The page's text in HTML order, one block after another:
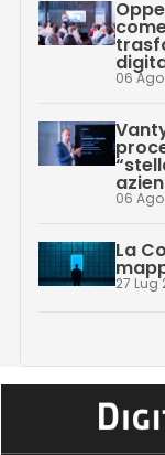
06
06
La
27 Lug